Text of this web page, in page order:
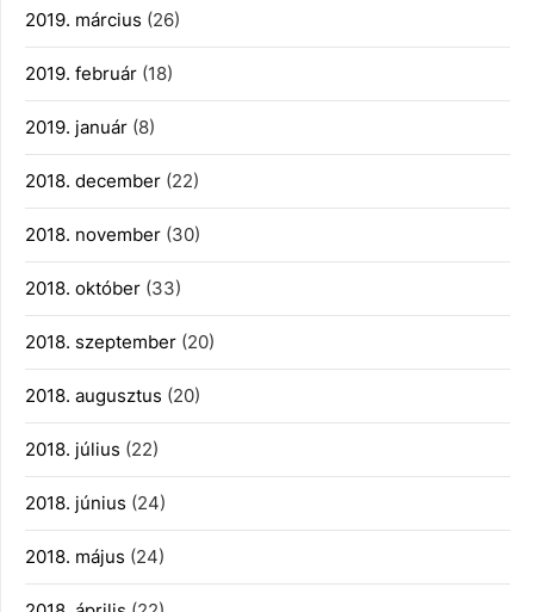
2019. március (26)
2019. február (18)
2019. január (8)
2018. december (22)
2018. november (30)
2018. október (33)
2018. szeptember (20)
2018. augusztus (20)
2018. július (22)
2018. június (24)
2018. május (24)